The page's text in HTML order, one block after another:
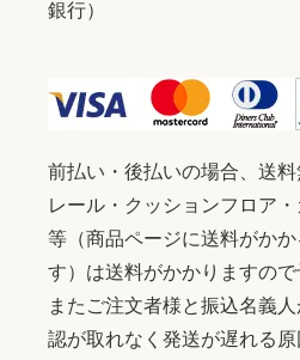
銀行）
前払い・後払いの場合、送
レール・クッションフロア
等（商品ページに送料がか
す）は送料がかかりますので
またご注文者様と振込名義
認が取れなく発送が遅れる